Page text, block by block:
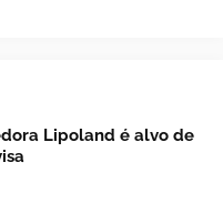
Lipoland é alvo de